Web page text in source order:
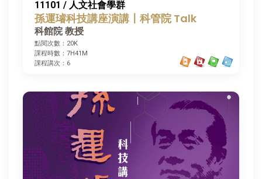
11101 / 人文社會學群
孫運璿科技講座演講〡科管院 Talk
科館院 教授
點閱次數：20K
課程時數：7H41M
課程講次：6